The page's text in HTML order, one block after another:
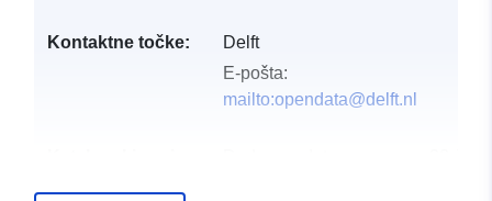
Kontaktne točke:
Delft
E-pošta:
mailto:opendata@delft.nl